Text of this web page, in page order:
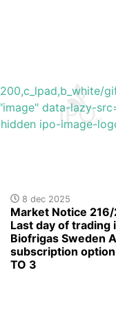
8 dec 2025
Market Notice 216/
Last day of trading
Biofrigas Sweden
subscription option
TO 3
data-lazy-
ipo-image-